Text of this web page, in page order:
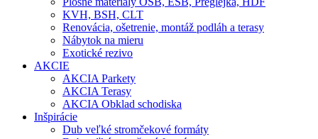
KVH, BSH, CLT
Renovácia, ošetrenie, montáž podláh a terasy
Nábytok na mieru
Exotické rezivo
AKCIE
AKCIA Parkety
AKCIA Terasy
AKCIA Obklad schodiska
Inšpirácie
Dub veľké stromčekové formáty